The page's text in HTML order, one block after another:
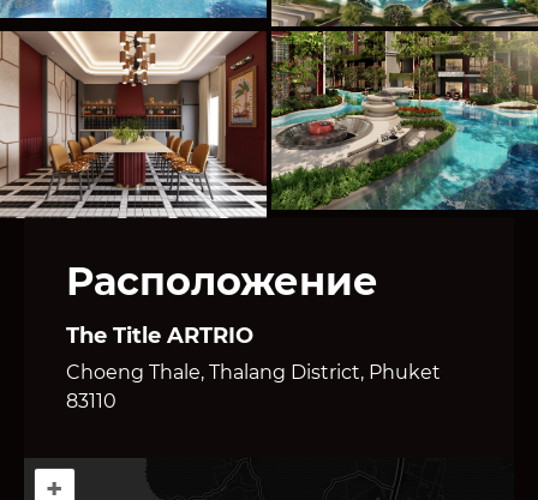
Расположение
The Title ARTRIO
Choeng Thale, Thalang District, Phuket
83110
+